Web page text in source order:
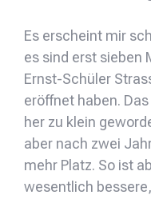
Es erscheint mir
es sind erst sieben
Ernst-Schüler
eröffnet haben.
her zu klein
aber nach zwei
mehr Platz. So ist
wesentlich